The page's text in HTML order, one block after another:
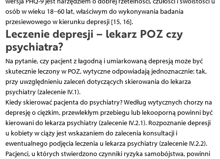
osób w wieku 18−60 lat, właściwym do wykonywania badania
przesiewowego w kierunku depresji [15, 16].
Leczenie depresji – lekarz POZ czy
psychiatra?
Na pytanie, czy pacjent z łagodną i umiarkowaną depresją może być
skutecznie leczony w POZ, wytyczne odpowiadają jednoznacznie: tak,
przy uwzględnieniu zaleceń dotyczących skierowania do lekarza
psychiatry (zalecenie IV.1).
Kiedy skierować pacjenta do psychiatry? Według wytycznych chorzy na
depresję o ciężkim, przewlekłym przebiegu lub lekooporną powinni być
kierowani do lekarza psychiatry (zalecenie IV.2.1). Rozpoznanie depresji
u kobiety w ciąży jest wskazaniem do zalecenia konsultacji i
ewentualnego podjęcia leczenia u lekarza psychiatry (zalecenie IV.2.2).
Pacjenci, u których stwierdzono czynniki ryzyka samobójstwa, powinni